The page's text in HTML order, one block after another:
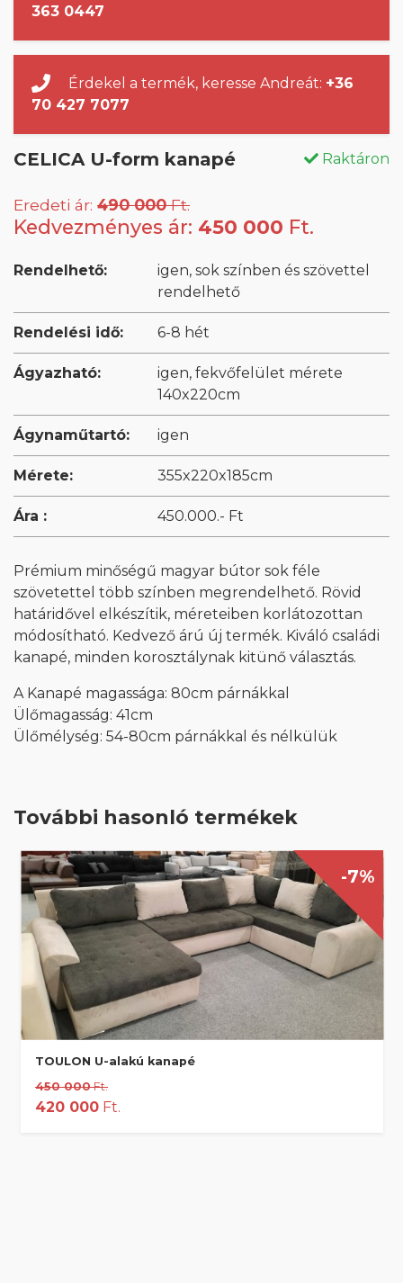
363 0447
Érdekel a termék, keresse Andreát: +36
70 427 7077
CELICA U-form kanapé Raktáron
Eredeti ár: 490 000Ft.
Kedvezményes ár: 450 000 Ft.
Rendelhető:
igen, sok színben és szövettel
rendelhető
Rendelési idő: 6-8 hét
Ágyazható:
igen, fekvőfelület mérete
140x220cm
Ágynaműtartó: igen
Mérete: 355x220x185cm
Ára : 450.000.- Ft
Prémium minőségű magyar bútor sok féle
szövetettel több színben megrendelhető. Rövid
határidővel elkészítik, méreteiben korlátozottan
módosítható. Kedvező árú új termék. Kiváló családi
kanapé, minden korosztálynak kitünő választás.
A Kanapé magassága: 80cm párnákkal
Ülőmagasság: 41cm
Ülőmélység: 54-80cm párnákkal és nélkülük
További hasonló termékek
-7%
TOULON U-alakú kanapé
450 000Ft.
420 000 Ft.